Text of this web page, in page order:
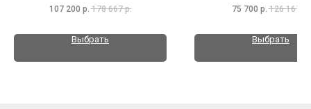
107 200 р. 178 667 р.
Выбрать
75 700 р. 126 167
Выбрать